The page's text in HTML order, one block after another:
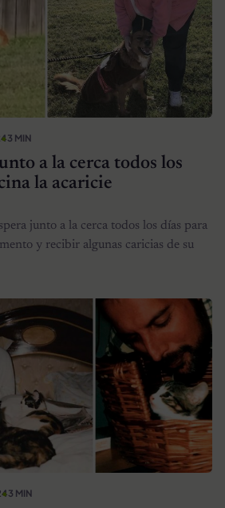
3 MIN
a la cerca todos los
la acaricie
junto a la cerca todos los días para
y recibir algunas caricias de su
3 MIN